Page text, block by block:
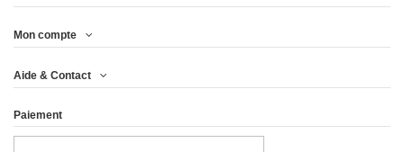
Mon compte
Aide & Contact
Paiement